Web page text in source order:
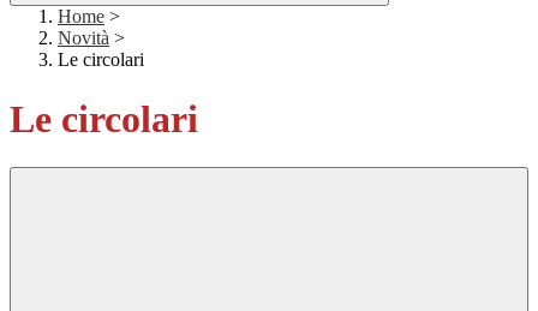
Home >
Novità >
Le circolari
Le circolari